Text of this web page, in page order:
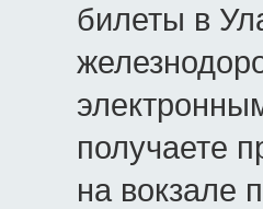
билеты в
получаете
на вокзале